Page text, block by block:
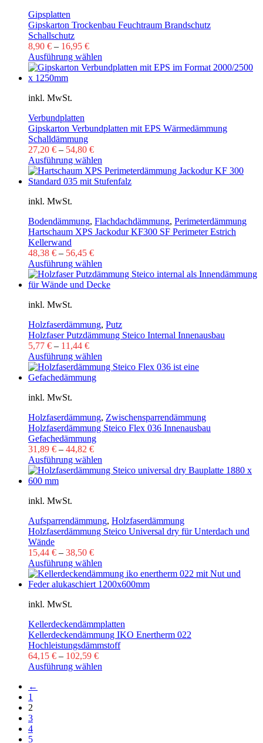
Gipsplatten
Gipskarton Trockenbau Feuchtraum Brandschutz
Schallschutz
8,90 € – 16,95 €
Ausführung wählen
inkl. MwSt.
Verbundplatten
Gipskarton Verbundplatten mit EPS Wärmedämmung
Schalldämmung
27,20 € – 54,80 €
Ausführung wählen
inkl. MwSt.
Bodendämmung, Flachdachdämmung, Perimeterdämmung
Hartschaum XPS Jackodur KF300 SF Perimeter Estrich
Kellerwand
48,38 € – 56,45 €
Ausführung wählen
inkl. MwSt.
Holzfaserdämmung, Putz
Holzfaser Putzdämmung Steico Internal Innenausbau
5,77 € – 11,44 €
Ausführung wählen
inkl. MwSt.
Holzfaserdämmung, Zwischensparrendämmung
Holzfaserdämmung Steico Flex 036 Innenausbau
Gefachedämmung
31,89 € – 44,82 €
Ausführung wählen
inkl. MwSt.
Aufsparrendämmung, Holzfaserdämmung
Holzfaserdämmung Steico Universal dry für Unterdach und
Wände
15,44 € – 38,50 €
Ausführung wählen
inkl. MwSt.
Kellerdeckendämmplatten
Kellerdeckendämmung IKO Enertherm 022
Hochleistungsdämmstoff
64,15 € – 102,59 €
Ausführung wählen
←
1
2
3
4
5